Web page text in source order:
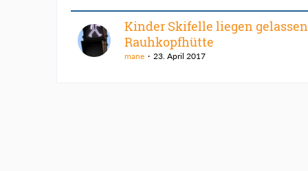
Kinder Skifelle liegen
Rauhkopfhütte
mane 23. April 2017